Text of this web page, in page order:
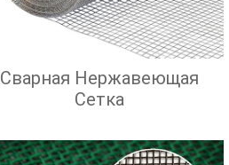
Сварная Нержавеющая
Сетка